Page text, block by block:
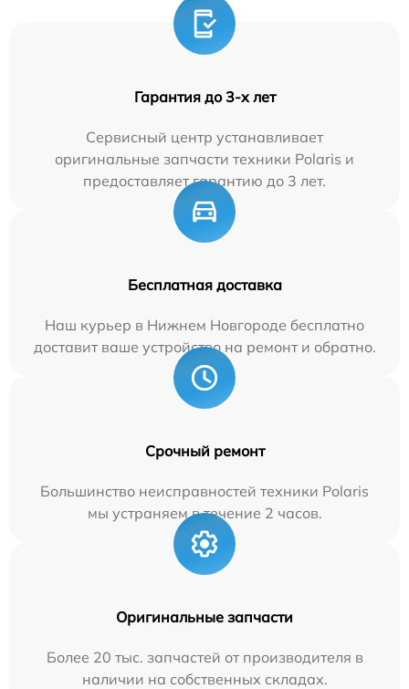
Гарантия до 3-х лет
Сервисный центр устанавливает
оригинальные запчасти техники Polaris и
предоставляет гарантию до 3 лет.
Бесплатная доставка
Наш курьер в Нижнем Новгороде бесплатно
доставит ваше устройство на ремонт и обратно.
Срочный ремонт
Большинство неисправностей техники Polaris
мы устраняем в течение 2 часов.
Оригинальные запчасти
Более 20 тыс. запчастей от производителя в
наличии на собственных складах.